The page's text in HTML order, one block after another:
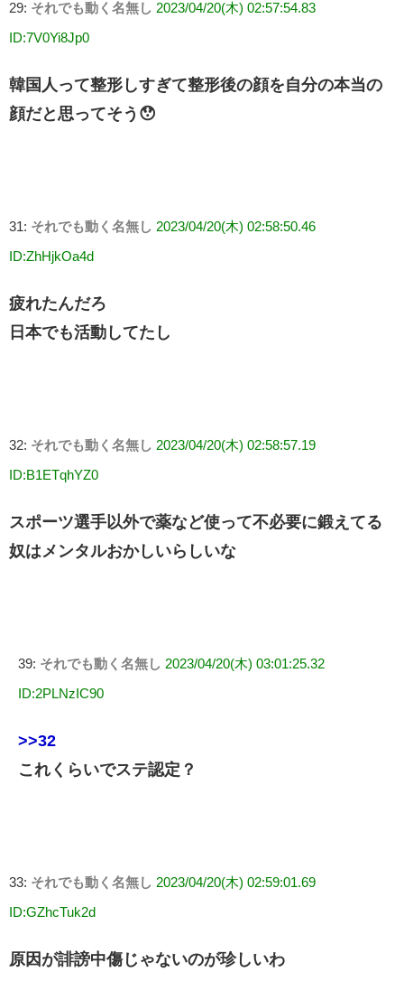
29: それでも動く名無し 2023/04/20(木) 02:57:54.83
ID:7V0Yi8Jp0
韓国人って整形しすぎて整形後の顔を自分の本当の
顔だと思ってそう😯
31: それでも動く名無し 2023/04/20(木) 02:58:50.46
ID:ZhHjkOa4d
疲れたんだろ
日本でも活動してたし
32: それでも動く名無し 2023/04/20(木) 02:58:57.19
ID:B1ETqhYZ0
スポーツ選手以外で薬など使って不必要に鍛えてる
奴はメンタルおかしいらしいな
39: それでも動く名無し 2023/04/20(木) 03:01:25.32
ID:2PLNzIC90
>>32
これくらいでステ認定？
33: それでも動く名無し 2023/04/20(木) 02:59:01.69
ID:GZhcTuk2d
原因が誹謗中傷じゃないのが珍しいわ